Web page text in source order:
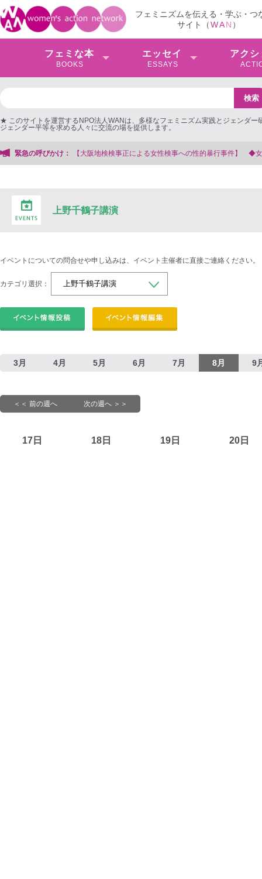
フェミニズムを伝える・学ぶ・つ
サイト（WAN ）
フェミな本
BOOKS
エッセイ
ESSAYS
アクシ
★ このサイトを運営するNPO法人WANは、多様なフェミニズム実践とジェンダー
ジェンダー平等を求める人々に交流の場を提供します。
緊急の呼びかけ：
【大阪地検検事正による女性検事への性的暴行事件】 ◆女性検事を支援
上野千鶴子講演
イベントについての問合せや申し込みは、イベント主催者に直接ご連絡ください。
カテゴリ選択：
3月 4月 5月 6月 7月 8月 9
＜＜ 前の週へ 次の週へ ＞＞
17日 18日 19日 20日